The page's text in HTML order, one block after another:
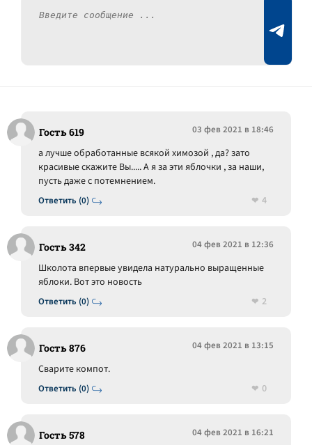
Гость 619 03 фев 2021 в 18:46
Ответить (0)
а лучше обработанные всякой химозой , да? зато
красивые скажите Вы..... А я за эти яблочки , за наши,
пусть даже с потемнением.
4
Гость 342 04 фев 2021 в 12:36
Ответить (0)
Школота впервые увидела натурально выращенные
яблоки. Вот это новость
2
Гость 876 04 фев 2021 в 13:15
Ответить (0)
Сварите компот.
0
Гость 578 04 фев 2021 в 16:21